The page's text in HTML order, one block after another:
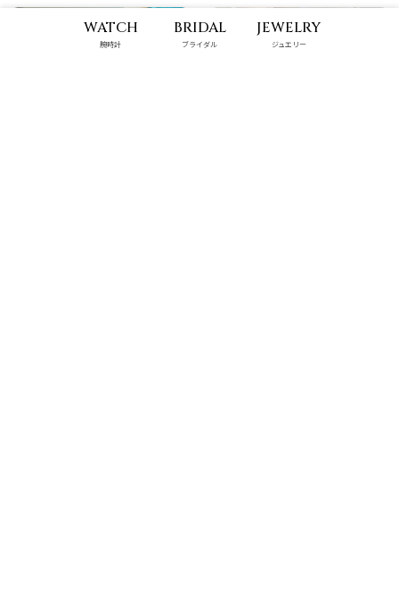
WATCH
腕時計
BRIDAL
ブライダル
JEWELRY
ジュエリー